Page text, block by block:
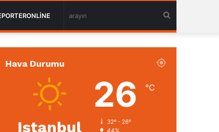
Hava Durumu
Istanbul
26 ℃
32º - 26º
44%